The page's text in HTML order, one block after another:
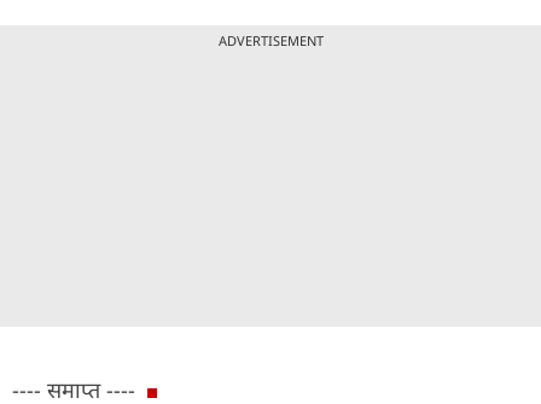
ADVERTISEMENT
---- समाप्त ----